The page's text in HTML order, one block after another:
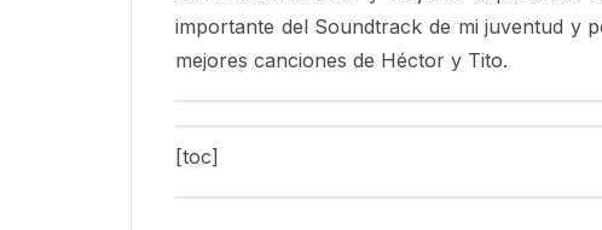
importante del Soundtrack de mi juventud y
mejores canciones de Héctor y Tito.
[toc]